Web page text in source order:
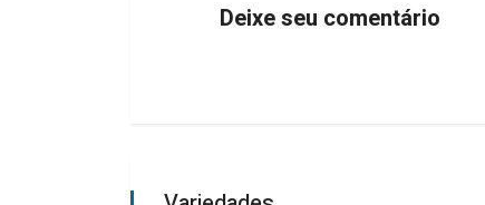
Deixe seu comentário